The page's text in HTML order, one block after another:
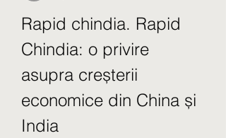
Rapid chindia. Rapid
Chindia: o privire
asupra creșterii
economice din China și
India